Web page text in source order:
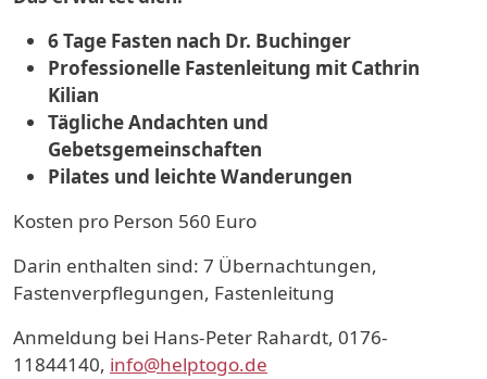
6 Tage Fasten nach Dr. Buchinger
Professionelle Fastenleitung mit Cathrin
Kilian
Tägliche Andachten und
Gebetsgemeinschaften
Pilates und leichte Wanderungen
Kosten pro Person 560 Euro
Darin enthalten sind: 7 Übernachtungen,
Fastenverpflegungen, Fastenleitung
Anmeldung bei Hans-Peter Rahardt, 0176-
11844140, info@helptogo.de